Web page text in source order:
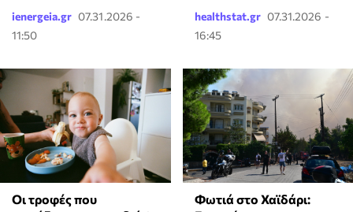
ienergeia.gr 07.31.2026 -
11:50
healthstat.gr 07.31.2026 -
16:45
Οι τροφές που
Φωτιά στο Χαϊδάρι: